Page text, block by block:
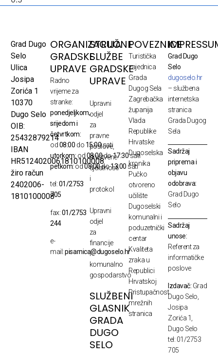
Grad Dugo
Selo
Ulica
Josipa
Zorića 1
10370
Dugo Selo
OIB:
25432879214
IBAN
HR5124020061810100008
žiro račun
2402006-
1810100008
ORGANIZACIJA
GRADSKE
UPRAVE
Radno
vrijeme za
stranke:
ponedjeljkom,
srijedom i
četvrtkom:
od08:00 do 15:00sati
utorkom: od08:00do17:30sati
petkom:od08:00do13:00 sati
tel:01/2753
705
fax:01/2753
244
e-
mail:pisarnica@dugoselo.hr
STRUČNE
SLUŽBE
GRADSKE
UPRAVE
Upravni
odjel
za
pravne
poslove,
društvene
djelatnosti
i
protokol
Upravni
odjel
za
financije
i
komunalno
gospodarstvo
SLUŽBENI
GLASNIK
GRADA
DUGO
SELO
POVEZNICE
Turistička
zajednica
Grada
Dugog Sela
Zagrebačka
županija
Vlada
Republike
Hrvatske
Dugoselska
kronika
Pučko
otvoreno
učilište
Dugoselski
komunalni i
poduzetnički
centar
Kvaliteta
zraka u
Republici
Hrvatskoj
Pristupačnost
mrežnih
stranica
Grad Dugo
Selo
dugoselo.hr
– službena
internetska
stranica
Grada Dugog
Sela
Sadržaj
priprema i
objavu
odobrava:
Grad Dugo
Selo
Sadržaj
unose:
Referent za
informatičke
poslove
Izdavač: Grad
Dugo Selo,
Josipa
Zorića 1,
Dugo Selo
tel: 01/2753
705